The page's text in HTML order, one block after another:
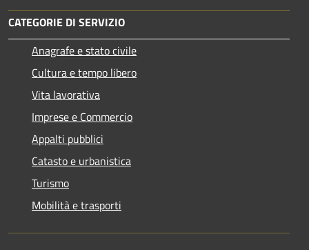
CATEGORIE DI SERVIZIO
Anagrafe e stato civile
Cultura e tempo libero
Vita lavorativa
Imprese e Commercio
Appalti pubblici
Catasto e urbanistica
Turismo
Mobilità e trasporti